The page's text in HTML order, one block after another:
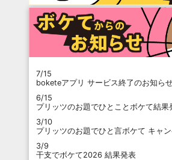
7/15
boketeアプリ サービス終了のお知ら
6/15
プリッツのお題でひとことボケて結果
3/10
プリッツのお題でひと言ボケて キャ
3/9
干支でボケて2026 結果発表